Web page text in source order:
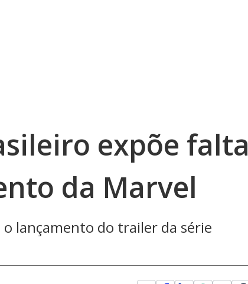
expõe falta
da Marvel
lançamento do trailer da série